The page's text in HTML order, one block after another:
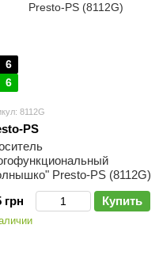
6
6
8112G
PS
Presto-PS (8112G)
грн
Купить